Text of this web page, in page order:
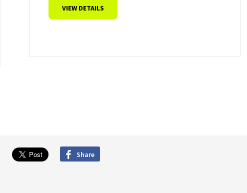
VIEW DETAILS
Share